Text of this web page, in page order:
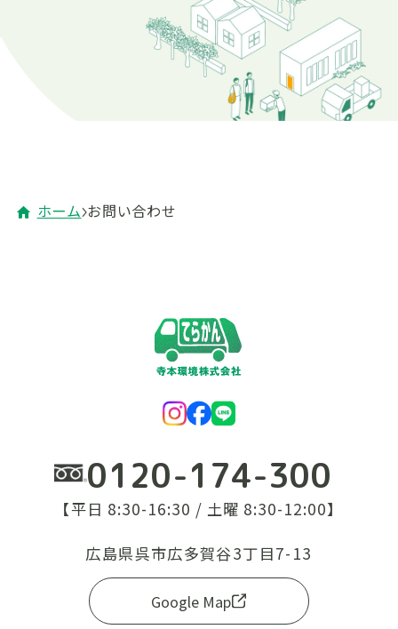
ホーム お問い合わせ
0120-174-300
【平日 8:30-16:30 / 土曜 8:30-12:00】
広島県呉市広多賀谷3丁目7-13
Google Map